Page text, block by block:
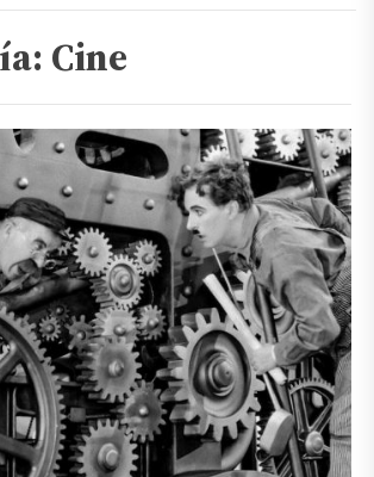
Cine